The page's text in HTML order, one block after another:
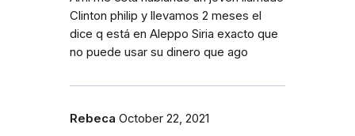
Clinton philip y llevamos 2 meses el
dice q está en Aleppo Siria exacto que
no puede usar su dinero que ago
Rebeca October 22, 2021